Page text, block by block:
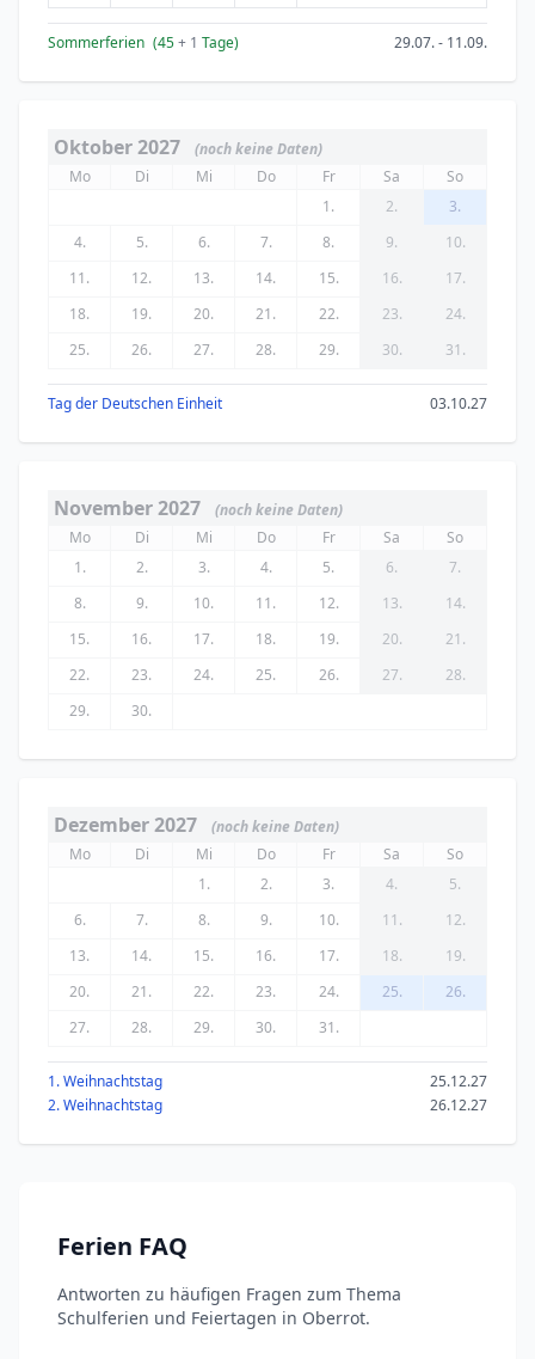
Sommerferien (45+ 1 Tage) 29.07. - 11.09.
Oktober 2027
(noch keine Daten)
Mo
Di Mi Do Fr Sa
So
1.
2.
3.
4.
5. 6. 7. 8. 9.
10.
11.
12. 13. 14. 15. 16.
17.
18.
19. 20. 21. 22. 23.
24.
25.
26. 27. 28. 29. 30. 31.
Tag der Deutschen Einheit 03.10.27
November 2027
(noch keine Daten)
Mo
Di Mi Do Fr Sa
So
1.
2. 3. 4. 5. 6.
7.
8.
9. 10. 11. 12. 13.
14.
15.
16. 17. 18. 19. 20.
21.
22.
23. 24. 25. 26. 27.
28.
29.
30.
Dezember 2027
(noch keine Daten)
Mo
Di Mi Do Fr Sa
So
1.
2. 3. 4.
5.
6.
7. 8. 9. 10. 11.
12.
13.
14. 15. 16. 17. 18.
19.
20.
21. 22. 23. 24. 25.
26.
27.
28. 29. 30. 31.
1. Weihnachtstag
25.12.27
2. Weihnachtstag
26.12.27
Ferien FAQ
Antworten zu häufigen Fragen zum Thema
Schulferien und Feiertagen in Oberrot.